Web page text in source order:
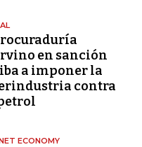
en sanción
a imponer la
contra
ECONOMY